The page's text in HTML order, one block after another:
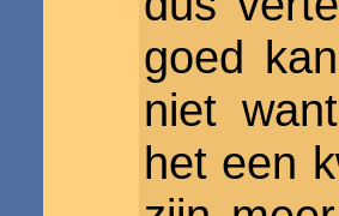
goed
niet
het een